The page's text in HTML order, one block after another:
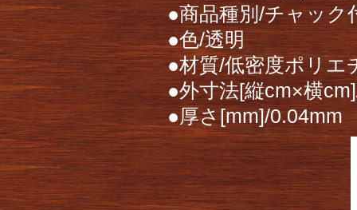
●商品種別/チャック
●色/透明
●材質/低密度ポリエ
●外寸法[縦cm×横
●厚さ[mm]/